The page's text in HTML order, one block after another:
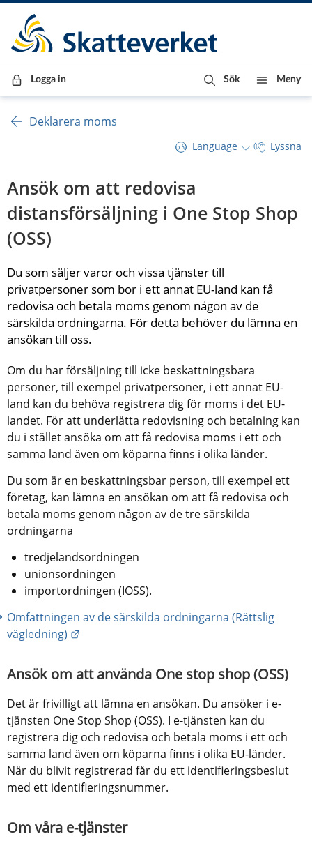
Till innehåll
Till navigationen
Till chattrobot
Logga in Sök Meny
Deklarera moms
Language Lyssna
Ansök om att redovisa
distansförsäljning i One Stop Shop
(OSS)
Du som säljer varor och vissa tjänster till
privatpersoner som bor i ett annat EU-land kan få
redovisa och betala moms genom någon av de
särskilda ordningarna. För detta behöver du lämna en
ansökan till oss.
Om du har försäljning till icke beskattningsbara
personer, till exempel privatpersoner, i ett annat EU-
land kan du behöva registrera dig för moms i det EU-
landet. För att underlätta redovisning och betalning kan
du i stället ansöka om att få redovisa moms i ett och
samma land även om köparna finns i olika länder.
Du som är en beskattningsbar person, till exempel ett
företag, kan lämna en ansökan om att få redovisa och
betala moms genom någon av de tre särskilda
ordningarna
tredjelandsordningen
unionsordningen
importordningen (IOSS).
Omfattningen av de särskilda ordningarna (Rättslig
vägledning)
Ansök om att använda One stop shop (OSS)
Det är frivilligt att lämna en ansökan. Du ansöker i e-
tjänsten One Stop Shop (OSS). I e-tjänsten kan du
registrera dig och redovisa och betala moms i ett och
samma land även om köparna finns i olika EU-länder.
När du blivit registrerad får du ett identifieringsbeslut
med ett identifieringsnummer.
Om våra e-tjänster